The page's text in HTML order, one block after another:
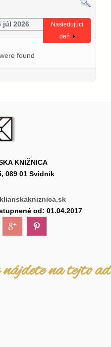
júl 2026
Nasledujúci
deň
found
KNIŽNICA
089 01 Svidník
od: 01.04.2017
na tejto